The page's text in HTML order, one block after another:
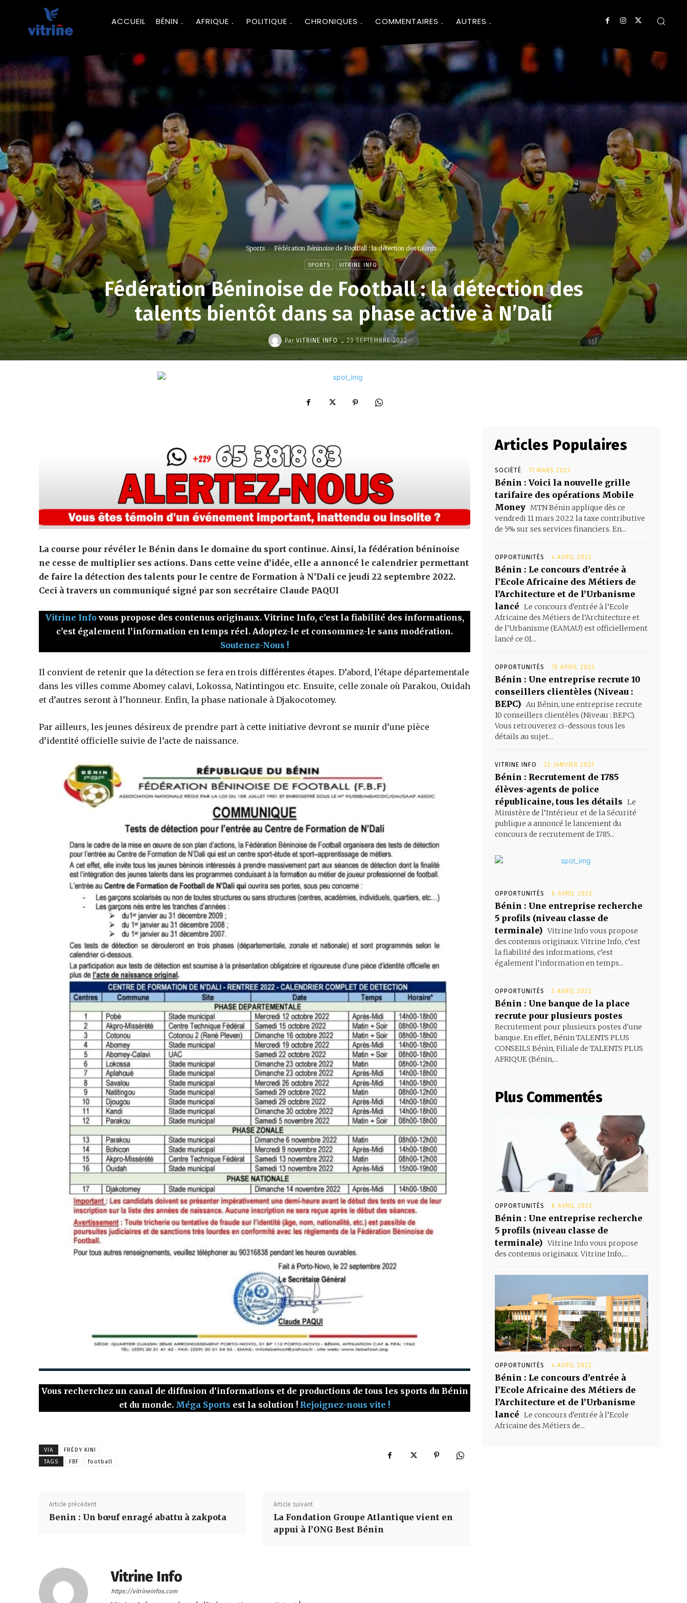
ACCUEIL BÉNIN AFRIQUE POLITIQUE CHRONIQUES COMMENTAIRES AUTRES
Sports Fédération Béninoise de Football : la détection des talents...
SPORTS VITRINE INFO
Fédération Béninoise de Football : la détection des
talents bientôt dans sa phase active à N’Dali
Par VITRINE INFO - 23 SEPTEMBRE 2022
La course pour révéler le Bénin dans le domaine du sport continue. Ainsi, la fédération béninoise
ne cesse de multiplier ses actions. Dans cette veine d’idée, elle a annoncé le calendrier permettant
de faire la détection des talents pour le centre de Formation à N’Dali ce jeudi 22 septembre 2022.
Ceci à travers un communiqué signé par son secrétaire Claude PAQUI
Vitrine Infovous propose des contenus originaux. Vitrine Info, c’est la fiabilité des informations,
c’est également l’information en temps réel. Adoptez-le et consommez-le sans modération.
Soutenez-Nous !
Il convient de retenir que la détection se fera en trois différentes étapes. D’abord, l’étape départementale
dans les villes comme Abomey calavi, Lokossa, Natintingou etc. Ensuite, celle zonale où Parakou, Ouidah
et d’autres seront à l’honneur. Enfin, la phase nationale à Djakocotomey.
Par ailleurs, les jeunes désireux de prendre part à cette initiative devront se munir d’une pièce
d’identité officielle suivie de l’acte de naissance.
Vous recherchez un canal de diffusion d’informations et de productions de tous les sports du Bénin
et du monde. Méga Sports est la solution ! Rejoignez-nous vite !
VIA
FRÉDY KINI
TAGS
FBF football
Article précédent
Benin : Un bœuf enragé abattu à zakpota
Article suivant
La Fondation Groupe Atlantique vient en
appui à l’ONG Best Bénin
Vitrine Info
https://vitrineinfos.com
Articles Populaires
SOCIÉTÉ 11 MARS 2022
Bénin : Voici la nouvelle grille
tarifaire des opérations Mobile
Money MTN Bénin applique dès ce
vendredi 11 mars 2022 la taxe contributive
de 5% sur ses services financiers. En...
OPPORTUNITÉS 4 AVRIL 2022
Bénin : Le concours d’entrée à
l’Ecole Africaine des Métiers de
l’Architecture et de l’Urbanisme
lancé Le concours d’entrée à l’Ecole
Africaine des Métiers de l’Architecture et
de l’Urbanisme (EAMAU) est officiellement
lancé ce 01...
OPPORTUNITÉS 15 AVRIL 2022
Bénin : Une entreprise recrute 10
conseillers clientèles (Niveau :
BEPC) Au Bénin, une entreprise recrute
10 conseillers clientèles (Niveau : BEPC).
Vous retrouverez ci-dessous tous les
détails au sujet...
VITRINE INFO 22 JANVIER 2025
Bénin : Recrutement de 1785
élèves-agents de police
républicaine, tous les détails Le
Ministère de l’Intérieur et de la Sécurité
publique a annoncé le lancement du
concours de recrutement de 1785...
OPPORTUNITÉS 6 AVRIL 2022
Bénin : Une entreprise recherche
5 profils (niveau classe de
terminale) Vitrine Info vous propose
des contenus originaux. Vitrine Info, c’est
la fiabilité des informations, c’est
également l’information en temps...
OPPORTUNITÉS 5 AVRIL 2022
Bénin : Une banque de la place
recrute pour plusieurs postes
Recrutement pour plusieurs postes d'une
banque. En effet, Bénin TALENTS PLUS
CONSEILS Bénin, Filiale de TALENTS PLUS
AFRIQUE (Bénin,...
Plus Commentés
OPPORTUNITÉS 6 AVRIL 2022
Bénin : Une entreprise recherche
5 profils (niveau classe de
terminale) Vitrine Info vous propose
des contenus originaux. Vitrine Info,...
OPPORTUNITÉS 4 AVRIL 2022
Bénin : Le concours d’entrée à
l’Ecole Africaine des Métiers de
l’Architecture et de l’Urbanisme
lancé Le concours d’entrée à l’Ecole
Africaine des Métiers de...